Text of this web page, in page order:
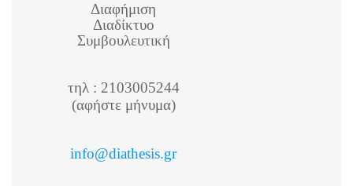
Διαφήμιση
Διαδίκτυο
Συμβουλευτική
τηλ : 2103005244
(αφήστε μήνυμα)
info@diathesis.gr